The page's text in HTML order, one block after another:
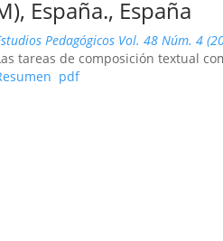
España., España
Pedagógicos Vol. 48 Núm. 4
tareas de composición textual
pdf